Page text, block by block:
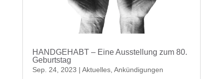
HANDGEHABT – Eine Ausstellung zum 80.
Geburtstag
Sep. 24, 2023 | Aktuelles, Ankündigungen